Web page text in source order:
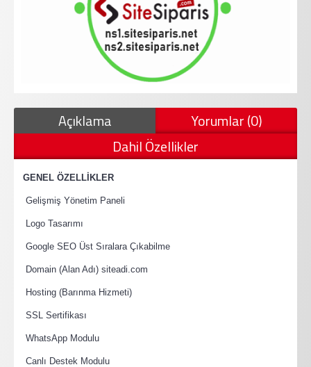
Açıklama
Yorumlar (0)
Dahil Özellikler
GENEL ÖZELLİKLER
Gelişmiş Yönetim Paneli
Logo Tasarımı
Google SEO Üst Sıralara Çıkabilme
Domain (Alan Adı) siteadi.com
Hosting (Barınma Hizmeti)
SSL Sertifikası
WhatsApp Modulu
Canlı Destek Modulu